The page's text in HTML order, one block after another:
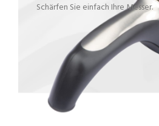
Schärfen Sie einfach Ihre Messer.